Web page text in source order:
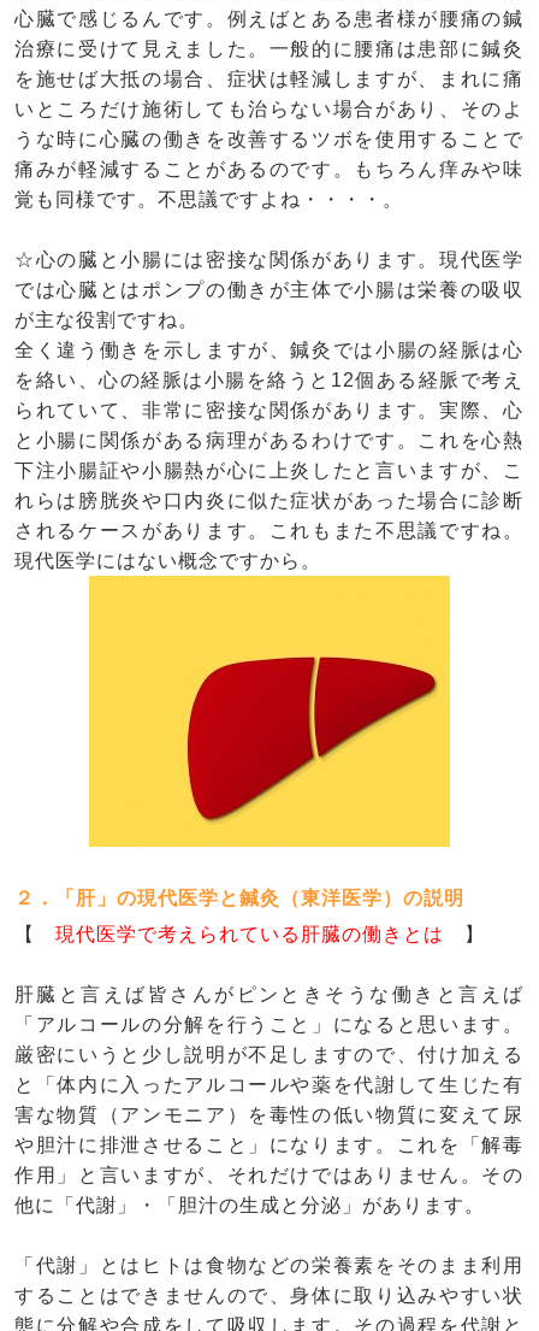
心臓で感じるんです。例えばとある患者様が腰痛の鍼
治療に受けて見えました。一般的に腰痛は患部に鍼灸
を施せば大抵の場合、症状は軽減しますが、まれに痛
いところだけ施術しても治らない場合があり、そのよ
うな時に心臓の働きを改善するツボを使用することで
痛みが軽減することがあるのです。もちろん痒みや味
覚も同様です。不思議ですよね・・・・。
☆心の臓と小腸には密接な関係があります。現代医学
では心臓とはポンプの働きが主体で小腸は栄養の吸収
が主な役割ですね。
全く違う働きを示しますが、鍼灸では小腸の経脈は心
を絡い、心の経脈は小腸を絡うと12個ある経脈で考え
られていて、非常に密接な関係があります。実際、心
と小腸に関係がある病理があるわけです。これを心熱
下注小腸証や小腸熱が心に上炎したと言いますが、こ
れらは膀胱炎や口内炎に似た症状があった場合に診断
されるケースがあります。これもまた不思議ですね。
現代医学にはない概念ですから。
２．「肝」の現代医学と鍼灸（東洋医学）の説明
【 現代医学で考えられている肝臓の働きとは 】
肝臓と言えば皆さんがピンときそうな働きと言えば
「アルコールの分解を行うこと」になると思います。
厳密にいうと少し説明が不足しますので、付け加える
と「体内に入ったアルコールや薬を代謝して生じた有
害な物質（アンモニア）を毒性の低い物質に変えて尿
や胆汁に排泄させること」になります。これを「解毒
作用」と言いますが、それだけではありません。その
他に「代謝」・「胆汁の生成と分泌」があります。
「代謝」とはヒトは食物などの栄養素をそのまま利用
することはできませんので、身体に取り込みやすい状
態に分解や合成をして吸収します。その過程を代謝と